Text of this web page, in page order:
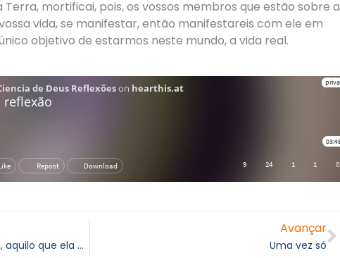
Terra, mortificai, pois, os vossos membros que estão sobre a
vida, se manifestar, então manifestareis com ele em
objetivo de estarmos neste mundo, a vida real.
Nunca espere de uma pessoa, aquilo que ela não pode te oferecer
Avançar
Uma vez só